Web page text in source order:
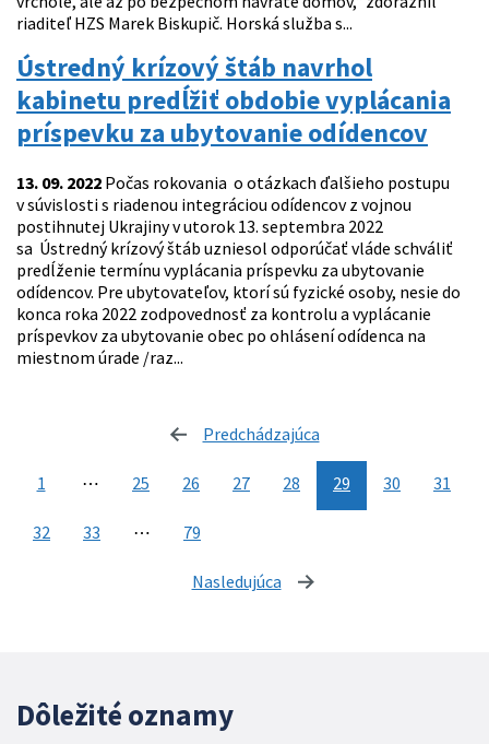
riaditeľ HZS Marek Biskupič. Horská služba s...
Ústredný krízový štáb navrhol
kabinetu predĺžiť obdobie vyplácania
príspevku za ubytovanie odídencov
13. 09. 2022 Počas rokovania o otázkach ďalšieho postupu
v súvislosti s riadenou integráciou odídencov z vojnou
postihnutej Ukrajiny v utorok 13. septembra 2022
sa Ústredný krízový štáb uzniesol odporúčať vláde schváliť
predĺženie termínu vyplácania príspevku za ubytovanie
odídencov. Pre ubytovateľov, ktorí sú fyzické osoby, nesie do
konca roka 2022 zodpovednosť za kontrolu a vyplácanie
príspevkov za ubytovanie obec po ohlásení odídenca na
miestnom úrade /raz...
Predchádzajúca
1 ⋯ 25 26 27 28 29 30 31
32 33 ⋯ 79
Nasledujúca stránka
Dôležité oznamy